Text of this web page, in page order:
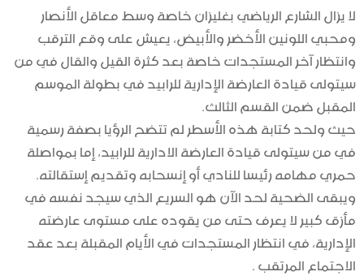
لا يزال الشارع الرياضي بغليزان خاصة وسط معاقل الأنصار
ومحبي اللونين الأخضر والأبيض، يعيش على وقع الترقب
وانتظار آخر المستجدات خاصة بعد كثرة القيل والقال في من
سيتولى قيادة العارضة الإدارية للرابيد في بطولة الموسم
المقبل ضمن القسم الثالث.
حيث ولحد كتابة هذه الأسطر لم تتضح الرؤيا بصفة رسمية
في من سيتولى قيادة العارضة الادارية للرابيد، إما بمواصلة
حمري مهامه رئيسا للنادي أو إنسحابه وتقديم إستقالته.
ويبقى الضحية لحد الآن هو السريع الذي سيجد نفسه في
مأزق كبير لا يعرف حتى من يقوده على مستوى عارضته
الإدارية، في انتظار المستجدات في الأيام المقبلة بعد عقد
الاجتماع المرتقب .